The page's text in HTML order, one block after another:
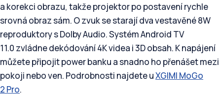
a korekci obrazu, takže projektor po postavení rychle
srovná obraz sám. O zvuk se starají dva vestavěné 8W
reproduktory s Dolby Audio. Systém Android TV
11.0 zvládne dekódování 4K videa i 3D obsah. K napájení
můžete připojit power banku a snadno ho přenášet mezi
pokoji nebo ven. Podrobnosti najdete uXGIMI MoGo
2 Pro.